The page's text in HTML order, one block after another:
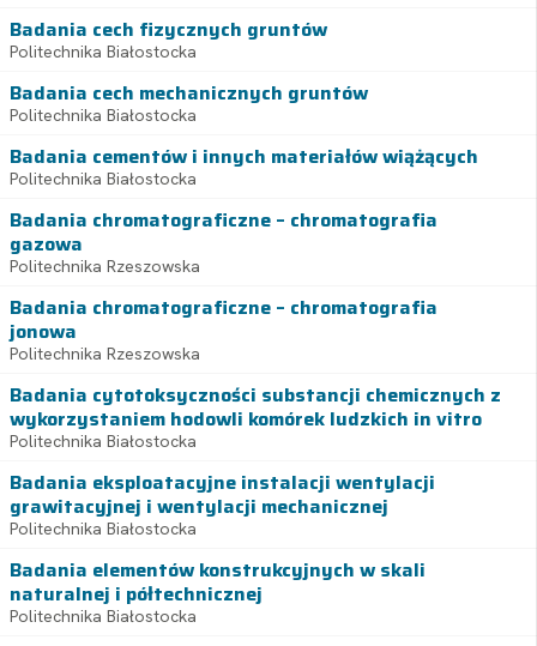
Badania cech fizycznych gruntów
Politechnika Białostocka
Badania cech mechanicznych gruntów
Politechnika Białostocka
Badania cementów i innych materiałów wiążących
Politechnika Białostocka
Badania chromatograficzne – chromatografia
gazowa
Politechnika Rzeszowska
Badania chromatograficzne – chromatografia
jonowa
Politechnika Rzeszowska
Badania cytotoksyczności substancji chemicznych z
wykorzystaniem hodowli komórek ludzkich in vitro
Politechnika Białostocka
Badania eksploatacyjne instalacji wentylacji
grawitacyjnej i wentylacji mechanicznej
Politechnika Białostocka
Badania elementów konstrukcyjnych w skali
naturalnej i półtechnicznej
Politechnika Białostocka